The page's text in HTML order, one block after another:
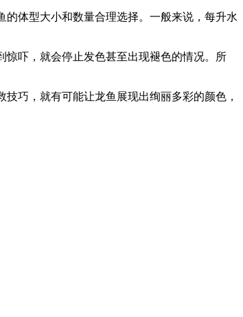
体型大小和数量合理选择。一般来说，每升水
吓，就会停止发色甚至出现褪色的情况。所
巧，就有可能让龙鱼展现出绚丽多彩的颜色，